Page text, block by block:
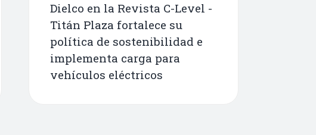
Dielco en la Revista C-Level -
Titán Plaza fortalece su
política de sostenibilidad e
implementa carga para
vehículos eléctricos